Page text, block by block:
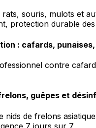
rats, souris, mulots et
protection durable des
: cafards,
contre
guêpes et
nids de frelons
7 jours sur 7.